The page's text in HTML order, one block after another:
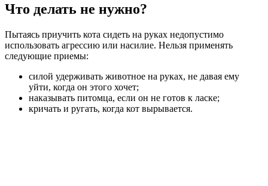
Что делать не нужно?
Пытаясь приучить кота сидеть на руках недопустимо
использовать агрессию или насилие. Нельзя применять
следующие приемы:
силой удерживать животное на руках, не давая ему
уйти, когда он этого хочет;
наказывать питомца, если он не готов к ласке;
кричать и ругать, когда кот вырывается.